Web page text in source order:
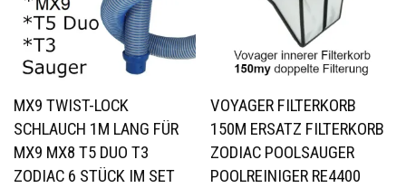
MX9 TWIST-LOCK
SCHLAUCH 1M LANG FÜR
MX9 MX8 T5 DUO T3
ZODIAC 6 STÜCK IM SET
VOYAGER FILTERKORB
150Μ ERSATZ FILTERKORB
ZODIAC POOLSAUGER
POOLREINIGER RE4400